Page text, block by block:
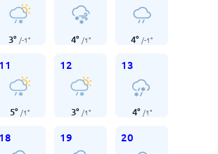
3° /-1° 4° /1° 4° /-1°
11
5° /1°
12
3° /1°
13
4° /1°
18 19 20